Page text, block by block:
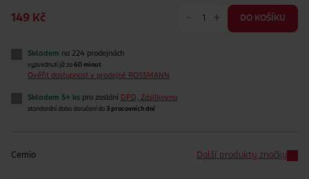
149 Kč - + DO KOŠÍKU
Skladem na 224 prodejnách
vyzvednutí již za 60 minut
Ověřit dostupnost v prodejně ROSSMANN
Skladem 5+ ks pro zaslání DPD, Zásilkovna
standardní doba doručení do 3 pracovních dní
Cemio Další produkty značky